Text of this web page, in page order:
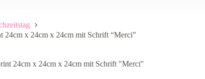
x 24cm x 24cm mit Schrift “Merci”